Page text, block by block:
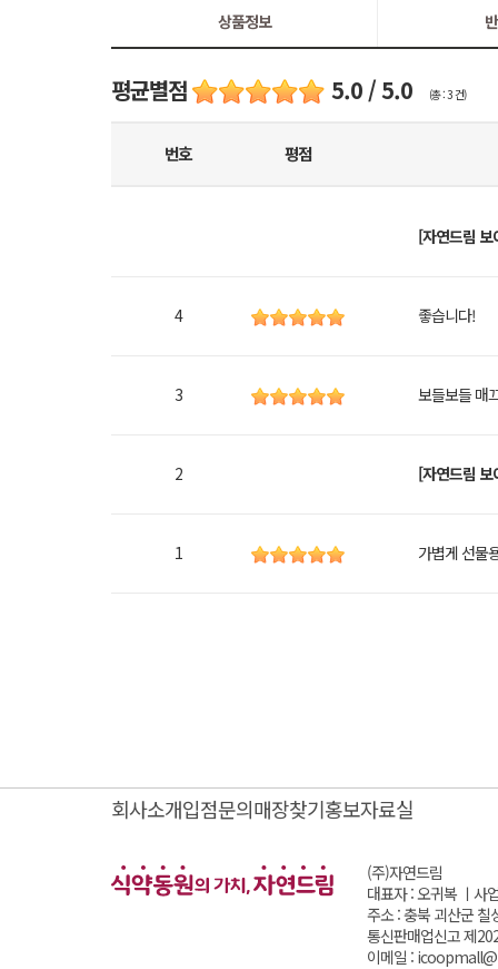
상품정보
평균별점 5.0 / 5.0 (총 : 3 건)
번호 평점
[자연드림 보
4 좋습니다!
3 보들보들 매
2 [자연드림 보
1 가볍게 선물
회사소개입점문의매장찾기홍보자료실
(주)자연드림
대표자 : 오귀복 ㅣ 사
주소 : 충북 괴산군 칠
통신판매업신고 제
이메일 :